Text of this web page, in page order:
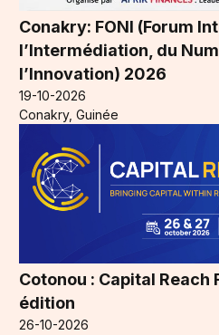
Conakry: FONI (Forum
l’Intermédiation, du
l’Innovation) 2026
19-10-2026
Conakry, Guinée
Cotonou : Capital Reach
édition
26-10-2026